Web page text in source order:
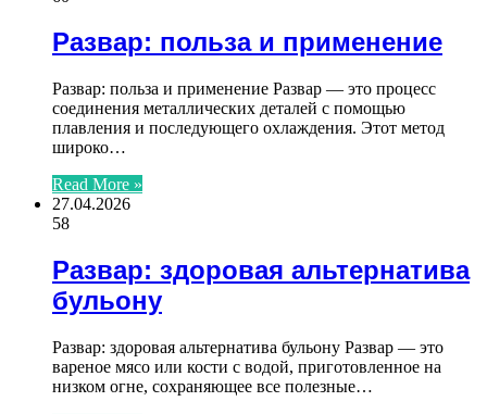
Развар: польза и применение
Развар: польза и применение Развар — это процесс
соединения металлических деталей с помощью
плавления и последующего охлаждения. Этот метод
широко…
Read More »
27.04.2026
58
Развар: здоровая альтернатива
бульону
Развар: здоровая альтернатива бульону Развар — это
вареное мясо или кости с водой, приготовленное на
низком огне, сохраняющее все полезные…